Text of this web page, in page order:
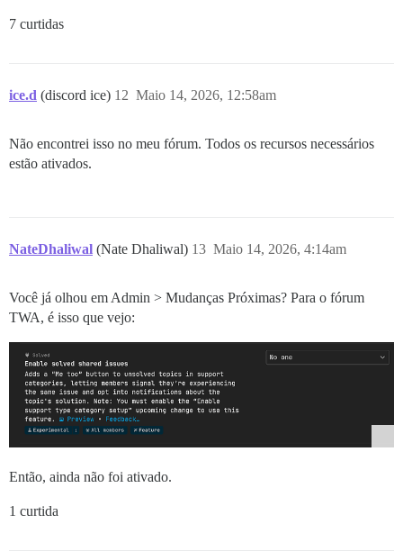
7 curtidas
ice.d (discord ice) Maio 14, 2026, 12:58am
12
Não encontrei isso no meu fórum. Todos os recursos necessários
estão ativados.
NateDhaliwal (Nate Dhaliwal) Maio 14, 2026, 4:14am
13
Você já olhou em Admin > Mudanças Próximas? Para o fórum
TWA, é isso que vejo:
Então, ainda não foi ativado.
1 curtida